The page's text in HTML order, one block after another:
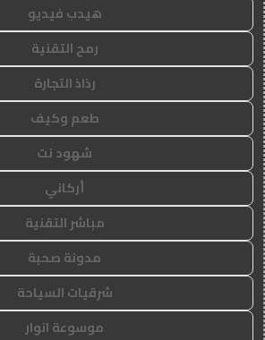
هيدب فيديو
رمح التقنية
رذاذ التجارة
طعم وكيف
شهود نت
أركاني
مباشر التقنية
مدونة صحبة
شرقيات السياحة
موسوعة انوار